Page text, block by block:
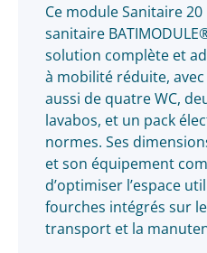
Ce module Sanitaire
sanitaire
solution complète et
à mobilité réduite, avec
aussi de quatre WC,
lavabos, et un pack
normes. Ses
et son équipement
d’optimiser l’espace
fourches intégrés sur
transport et la